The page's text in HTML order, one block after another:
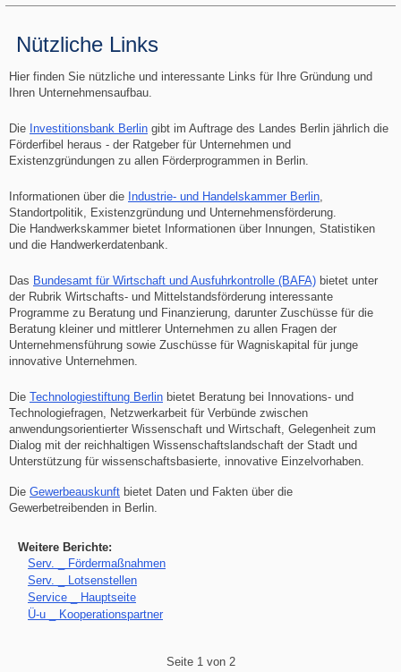
Nützliche Links
Hier finden Sie nützliche und interessante Links für Ihre Gründung und
Ihren Unternehmensaufbau.
Die Investitionsbank Berlin gibt im Auftrage des Landes Berlin jährlich die
Förderfibel heraus - der Ratgeber für Unternehmen und
Existenzgründungen zu allen Förderprogrammen in Berlin.
Informationen über die Industrie- und Handelskammer Berlin,
Standortpolitik, Existenzgründung und Unternehmensförderung.
Die Handwerkskammer bietet Informationen über Innungen, Statistiken
und die Handwerkerdatenbank.
Das Bundesamt für Wirtschaft und Ausfuhrkontrolle (BAFA) bietet unter
der Rubrik Wirtschafts- und Mittelstandsförderung interessante
Programme zu Beratung und Finanzierung, darunter Zuschüsse für die
Beratung kleiner und mittlerer Unternehmen zu allen Fragen der
Unternehmensführung sowie Zuschüsse für Wagniskapital für junge
innovative Unternehmen.
Die Technologiestiftung Berlin bietet Beratung bei Innovations- und
Technologiefragen, Netzwerkarbeit für Verbünde zwischen
anwendungsorientierter Wissenschaft und Wirtschaft, Gelegenheit zum
Dialog mit der reichhaltigen Wissenschaftslandschaft der Stadt und
Unterstützung für wissenschaftsbasierte, innovative Einzelvorhaben.
Die Gewerbeauskunft bietet Daten und Fakten über die
Gewerbetreibenden in Berlin.
Serv. _ Fördermaßnahmen
Serv. _ Lotsenstellen
Service _ Hauptseite
Ü-u _ Kooperationspartner
Seite 1 von 2